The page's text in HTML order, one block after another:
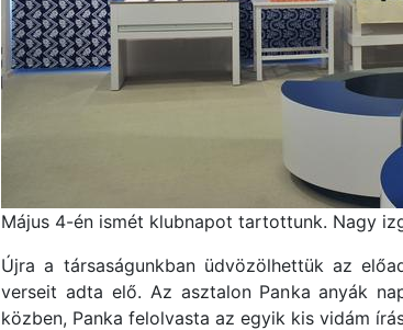
Május 4-én ismét klubnapot tartottunk. Nagy
Újra a társaságunkban üdvözölhettük az
verseit adta elő. Az asztalon Panka anyák
közben, Panka felolvasta az egyik kis vidám